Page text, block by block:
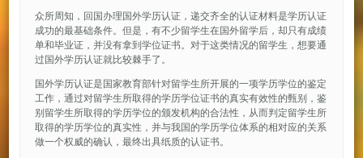
众所周知，回国办理国外学历认证，递交齐全的认证材料是学历认证
成功的最基础条件。但是，有不少留学生在国外留学后，却只有成绩
单和毕业证，并没有拿到学位证书。对于这类情况的留学生，想要通
过国外学历认证就比较棘手了。
国外学历认证是国家教育部针对留学生所开展的一项学历学位的鉴定
工作，通过对留学生所取得的学历学位证书的真实有效性的甄别，鉴
别留学生所取得的学历学位的颁发机构的合法性，从而判定留学生所
取得的学历学位的真实性，并与我国的学历学位体系的相对应的关系
做一个权威的确认，最终出具纸质的认证书。